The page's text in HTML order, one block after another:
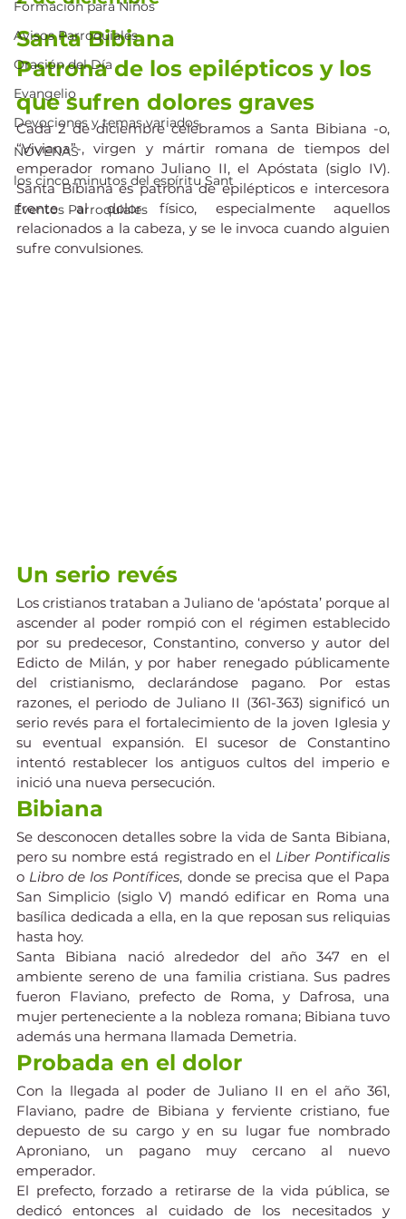
Formación para Niños
Avisos Parroquiales
Oración del Día
Evangelio
Devociones y temas variados
NOVENAS
los cinco minutos del espíritu Sant
Eventos Parroquiales
Santa Bibiana
Patrona de los epilépticos y los
que sufren dolores graves
Cada 2 de diciembre celebramos a Santa Bibiana -o,
“Viviana”-, virgen y mártir romana de tiempos del
emperador romano Juliano II, el Apóstata (siglo IV).
Santa Bibiana es patrona de epilépticos e intercesora
frente al dolor físico, especialmente aquellos
relacionados a la cabeza, y se le invoca cuando alguien
sufre convulsiones.
Un serio revés
Los cristianos trataban a Juliano de ‘apóstata’ porque al
ascender al poder rompió con el régimen establecido
por su predecesor, Constantino, converso y autor del
Edicto de Milán, y por haber renegado públicamente
del cristianismo, declarándose pagano. Por estas
razones, el periodo de Juliano II (361-363) significó un
serio revés para el fortalecimiento de la joven Iglesia y
su eventual expansión. El sucesor de Constantino
intentó restablecer los antiguos cultos del imperio e
inició una nueva persecución.
Bibiana
Se desconocen detalles sobre la vida de Santa Bibiana,
pero su nombre está registrado en el Liber Pontificalis
o Libro de los Pontífices, donde se precisa que el Papa
San Simplicio (siglo V) mandó edificar en Roma una
basílica dedicada a ella, en la que reposan sus reliquias
hasta hoy.
Santa Bibiana nació alrededor del año 347 en el
ambiente sereno de una familia cristiana. Sus padres
fueron Flaviano, prefecto de Roma, y Dafrosa, una
mujer perteneciente a la nobleza romana; Bibiana tuvo
además una hermana llamada Demetria.
Probada en el dolor
Con la llegada al poder de Juliano II en el año 361,
Flaviano, padre de Bibiana y ferviente cristiano, fue
depuesto de su cargo y en su lugar fue nombrado
Aproniano, un pagano muy cercano al nuevo
emperador.
El prefecto, forzado a retirarse de la vida pública, se
dedicó entonces al cuidado de los necesitados y